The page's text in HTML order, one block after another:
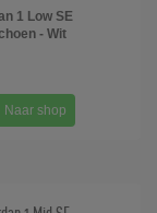
1 Low SE
- Wit
Naar shop